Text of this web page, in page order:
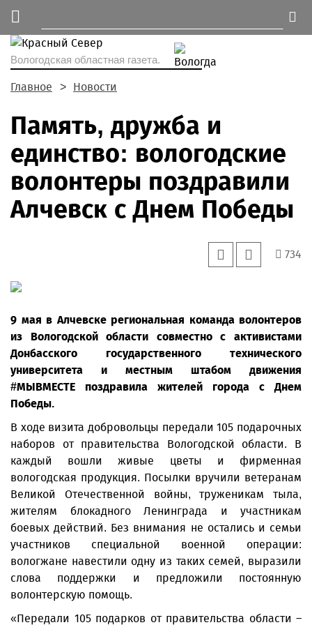
Вологодская областная газета.
Главное Новости
Память, дружба и
единство: вологодские
волонтеры поздравили
Алчевск с Днем Победы
734
9 мая в Алчевске региональная команда волонтеров
из Вологодской области совместно с активистами
Донбасского государственного технического
университета и местным штабом движения
#МЫВМЕСТЕ поздравила жителей города с Днем
Победы.
В ходе визита добровольцы передали 105 подарочных
наборов от правительства Вологодской области. В
каждый вошли живые цветы и фирменная
вологодская продукция. Посылки вручили ветеранам
Великой Отечественной войны, труженикам тыла,
жителям блокадного Ленинграда и участникам
боевых действий. Без внимания не остались и семьи
участников специальной военной операции:
вологжане навестили одну из таких семей, выразили
слова поддержки и предложили постоянную
волонтерскую помощь.
«Передали 105 подарков от правительства области –